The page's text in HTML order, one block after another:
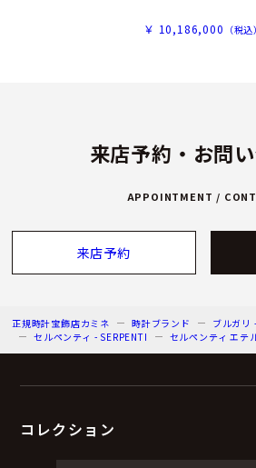
￥ 10,186,000 （税込）
来店予約・お問
APPOINTMENT /
来店予約
正規時計宝飾店カミネ 時計ブランド ブルガリ
セルペンティ - SERPENTI
セルペンティ エテ
コレクション